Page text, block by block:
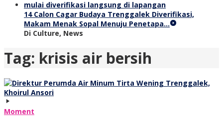
14 Calon Cagar Budaya Trenggalek Diverifikasi,
Makam Menak Sopal Menuju Penetapa…
Di Culture, News
Tag: krisis air bersih
Moment